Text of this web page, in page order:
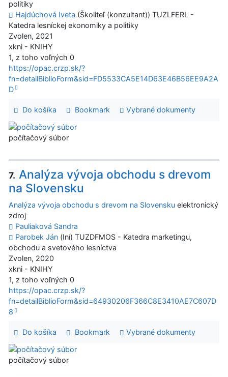
politiky
Hajdúchová Iveta (Školiteľ (konzultant)) TUZLFERL -
Katedra lesníckej ekonomiky a politiky
Zvolen, 2021
xkni - KNIHY
1, z toho voľných 0
https://opac.crzp.sk/?
fn=detailBiblioForm&sid=FD5533CA5E14D63E46B56EE9A2A
D
Do košíka Bookmark Vybrané dokumenty
počítačový súbor
7. Analýza vývoja obchodu s drevom
na Slovensku
Analýza vývoja obchodu s drevom na Slovensku elektronický
zdroj
Pauliaková Sandra
Parobek Ján (Iní) TUZDFMOS - Katedra marketingu,
obchodu a svetového lesníctva
Zvolen, 2020
xkni - KNIHY
1, z toho voľných 0
https://opac.crzp.sk/?
fn=detailBiblioForm&sid=64930206F366C8E3410AE7C607D
8
Do košíka Bookmark Vybrané dokumenty
počítačový súbor